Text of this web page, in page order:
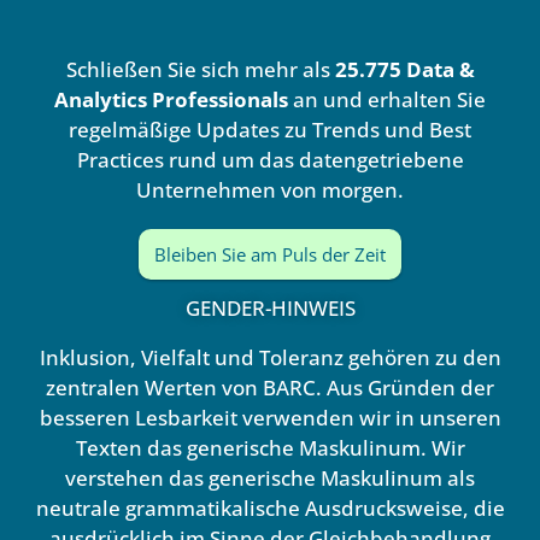
i
n
e
Schließen Sie sich mehr als25.775 Data &
Analytics Professionalsan und erhalten Sie
regelmäßige Updates zu Trends und Best
Practices rund um das datengetriebene
Unternehmen von morgen.
Bleiben Sie am Puls der Zeit
GENDER-HINWEIS
Inklusion, Vielfalt und Toleranz gehören zu den
zentralen Werten von BARC. Aus Gründen der
besseren Lesbarkeit verwenden wir in unseren
Texten das generische Maskulinum. Wir
verstehen das generische Maskulinum als
neutrale grammatikalische Ausdrucksweise, die